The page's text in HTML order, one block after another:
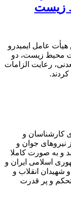
زیست
عامل ایمیدرو
محیط زیست، دو
رعایت الزامات
کارشناسان و
نیروهای جوان و
و به صورت کاملا
اسلامی ایران و
شهیدان انقلاب و
و پر قدرت